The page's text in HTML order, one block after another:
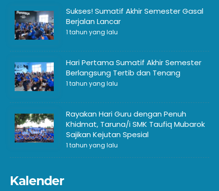
Sukses! Sumatif Akhir Semester Gasal
Berjalan Lancar
1 tahun yang lalu
Hari Pertama Sumatif Akhir Semester
Berlangsung Tertib dan Tenang
1 tahun yang lalu
Rayakan Hari Guru dengan Penuh
Khidmat, Taruna/i SMK Taufiq Mubarok
Sajikan Kejutan Spesial
1 tahun yang lalu
Kalender